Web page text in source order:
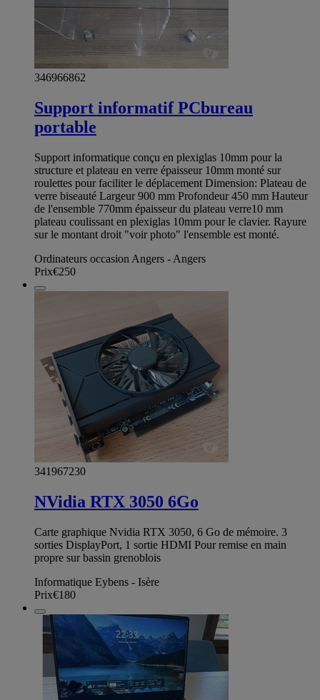
346966862
Support informatif PCbureau
portable
Support informatique conçu en plexiglas 10mm pour la
structure et plateau en verre épaisseur 10mm monté sur
roulettes pour faciliter le déplacement Dimension: Plateau de
verre biseauté Largeur 900 mm Profondeur 450 mm Hauteur
de l'ensemble 770mm épaisseur du plateau verre10 mm
plateau coulissant en plexiglas 10mm pour le clavier. Rayure
sur le montant droit "voir photo" l'ensemble est monté.
Ordinateurs occasion Angers - Angers
Prix€250
341967230
NVidia RTX 3050 6Go
Carte graphique Nvidia RTX 3050, 6 Go de mémoire. 3
sorties DisplayPort, 1 sortie HDMI Pour remise en main
propre sur bassin grenoblois
Informatique Eybens - Isère
Prix€180